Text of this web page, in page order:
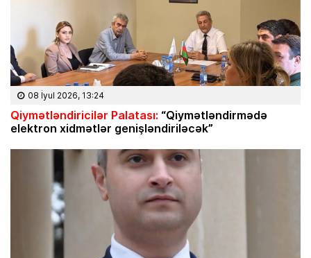
08 İyul 2026, 13:24
Qiymətləndiricilər Palatası: “Qiymətləndirmədə
elektron xidmətlər genişləndiriləcək”